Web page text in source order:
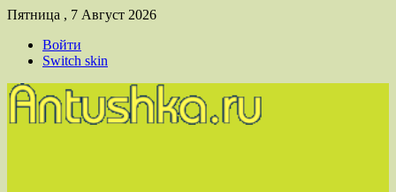
Пятница , 7 Август 2026
Войти
Switch skin